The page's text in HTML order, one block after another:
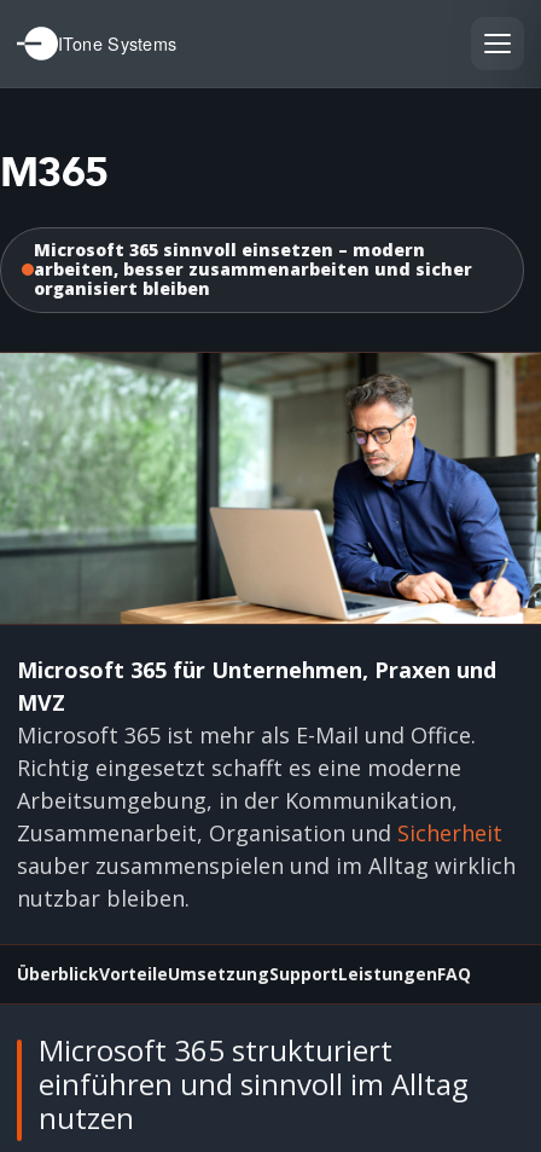
ITone Systems
M365
Microsoft 365 sinnvoll einsetzen – modern
arbeiten, besser zusammenarbeiten und sicher
organisiert bleiben
Microsoft 365 für Unternehmen, Praxen und
MVZ
Microsoft 365 ist mehr als E-Mail und Office.
Richtig eingesetzt schafft es eine moderne
Arbeitsumgebung, in der Kommunikation,
Zusammenarbeit, Organisation und Sicherheit
sauber zusammenspielen und im Alltag wirklich
nutzbar bleiben.
ÜberblickVorteileUmsetzungSupportLeistungenFAQ
Microsoft 365 strukturiert
einführen und sinnvoll im Alltag
nutzen